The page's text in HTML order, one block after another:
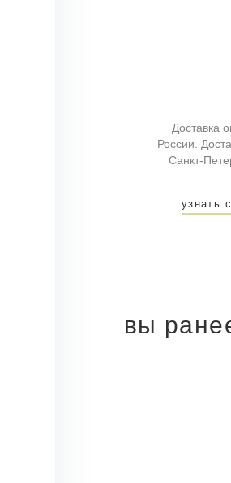
Доставка
России.
Санкт-
узнать
вы